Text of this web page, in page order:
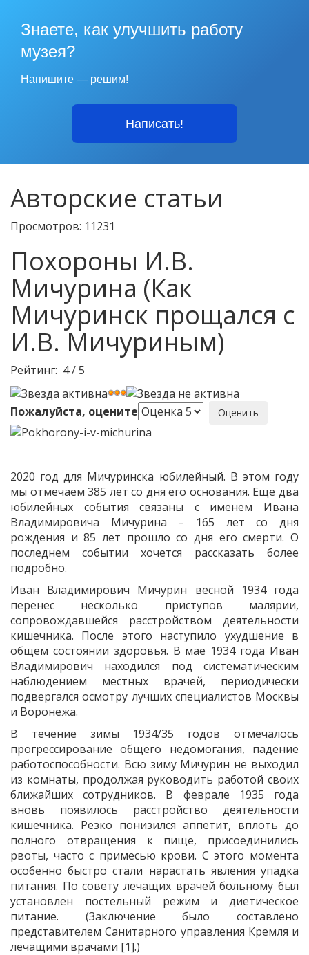
Знаете, как улучшить работу
музея?
Напишите — решим!
Написать!
Авторские статьи
Просмотров: 11231
Похороны И.В.
Мичурина (Как
Мичуринск прощался с
И.В. Мичуриным)
Рейтинг: 4/5
Пожалуйста, оцените
2020 год для Мичуринска юбилейный. В этом году
мы отмечаем 385 лет со дня его основания. Еще два
юбилейных события связаны с именем Ивана
Владимировича Мичурина – 165 лет со дня
рождения и 85 лет прошло со дня его смерти. О
последнем событии хочется рассказать более
подробно.
Иван Владимирович Мичурин весной 1934 года
перенес несколько приступов малярии,
сопровождавшейся расстройством деятельности
кишечника. После этого наступило ухудшение в
общем состоянии здоровья. В мае 1934 года Иван
Владимирович находился под систематическим
наблюдением местных врачей, периодически
подвергался осмотру лучших специалистов Москвы
и Воронежа.
В течение зимы 1934/35 годов отмечалось
прогрессирование общего недомогания, падение
работоспособности. Всю зиму Мичурин не выходил
из комнаты, продолжая руководить работой своих
ближайших сотрудников. В феврале 1935 года
вновь появилось расстройство деятельности
кишечника. Резко понизился аппетит, вплоть до
полного отвращения к пище, присоединились
рвоты, часто с примесью крови. С этого момента
особенно быстро стали нарастать явления упадка
питания. По совету лечащих врачей больному был
установлен постельный режим и диетическое
питание. (Заключение было составлено
представителем Санитарного управления Кремля и
лечащими врачами [1].)